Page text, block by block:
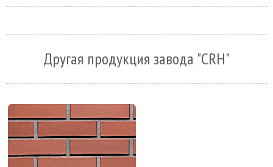
Другая продукция завода "CRH"